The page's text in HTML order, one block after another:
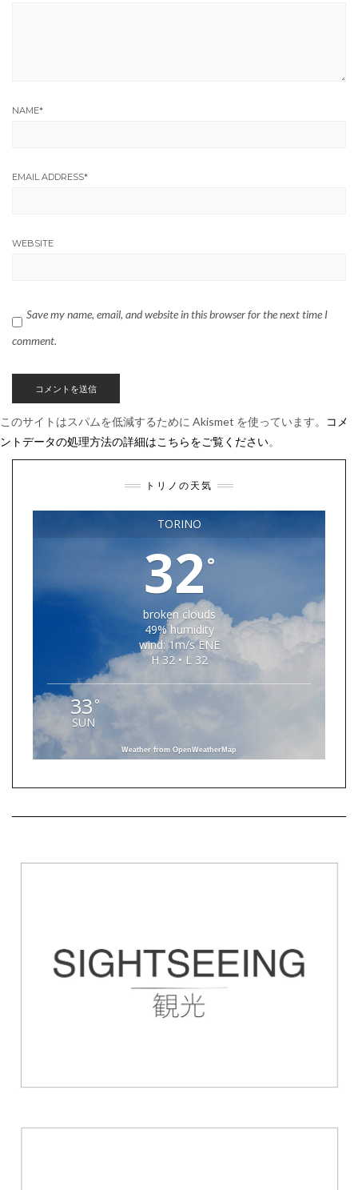
NAME*
EMAIL ADDRESS*
WEBSITE
Save my name, email, and website in this browser for the next time I
comment.
このサイトはスパムを低減するために Akismet を使っています。
コメ
ントデータの処理方法の詳細はこちらをご覧ください。
トリノの天気
TORINO
32 °
broken clouds
49% humidity
wind: 1m/s ENE
H 32 • L 32
33 °
SUN
Weather from OpenWeatherMap